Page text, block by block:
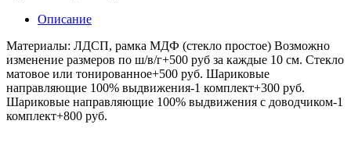
Описание
Материалы: ЛДСП, рамка МДФ (стекло простое) Возможно
изменение размеров по ш/в/г+500 руб за каждые 10 см. Стекло
матовое или тонированное+500 руб. Шариковые
направляющие 100% выдвижения-1 комплект+300 руб.
Шариковые направляющие 100% выдвижения с доводчиком-1
комплект+800 руб.